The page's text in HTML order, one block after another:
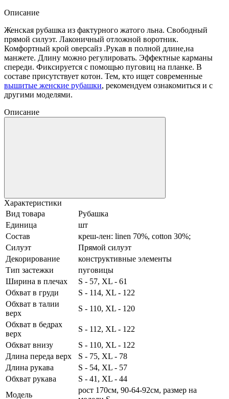
Описание
Женская рубашка из фактурного жатого льна. Свободный
прямой силуэт. Лаконичный отложной воротник.
Комфортный крой оверсайз .Рукав в полной длине,на
манжете. Длину можно регулировать. Эффектные карманы
спереди. Фиксируется с помощью пуговиц на планке. В
составе присутствует котон. Тем, кто ищет современные
вышитые женские рубашки, рекомендуем ознакомиться и с
другими моделями.
Описание
Характеристики
Вид товара
Рубашка
Единица
шт
Состав
креш-лен: linen 70%, cotton 30%;
Силуэт
Прямой силуэт
Декорирование
конструктивные элементы
Тип застежки
пуговицы
Ширина в плечах
S - 57, XL - 61
Обхват в груди
S - 114, XL - 122
Обхват в талии
верх
S - 110, XL - 120
Обхват в бедрах
верх
S - 112, XL - 122
Обхват внизу
S - 110, XL - 122
Длина переда верх
S - 75, XL - 78
Длина рукава
S - 54, XL - 57
Обхват рукава
S - 41, XL - 44
Модель
рост 170см, 90-64-92см, размер на